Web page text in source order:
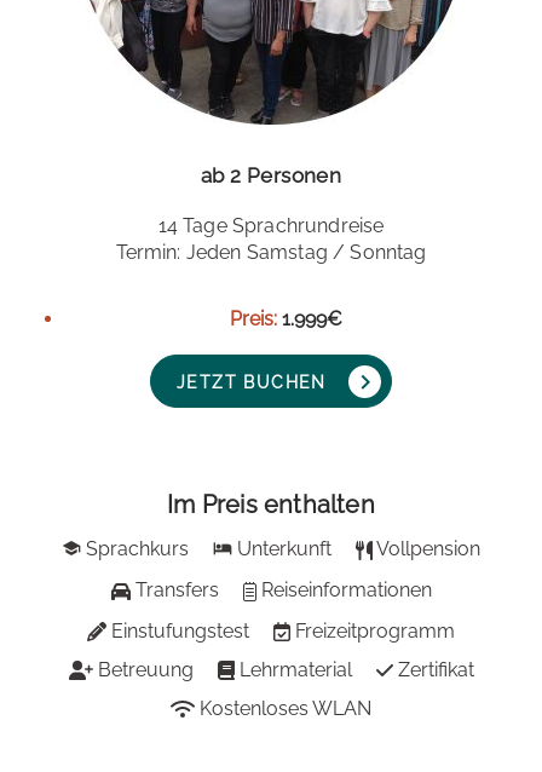
ab 2 Personen
14 Tage Sprachrundreise
Termin: Jeden Samstag / Sonntag
Preis: 1.999€
JETZT BUCHEN
Im Preis enthalten
Sprachkurs Unterkunft
Vollpension
Transfers
Reiseinformationen
Einstufungstest
Freizeitprogramm
Betreuung
Lehrmaterial
Zertifikat
Kostenloses WLAN